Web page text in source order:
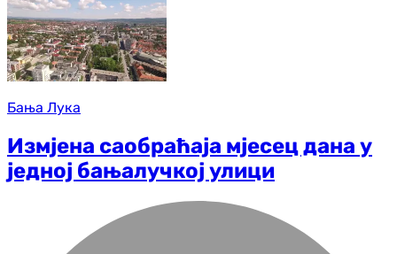
Бања Лука
Измјена саобраћаја мјесец дана у
једној бањалучкој улици